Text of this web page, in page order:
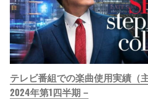
テレビ番組での楽曲使用実績（
2024年第1四半期 –